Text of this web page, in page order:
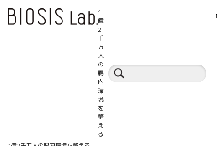
1
億
2
千
万
人
の
腸
内
環
境
を
整
え
る
藤田医科大学消化器内科にて進行中の